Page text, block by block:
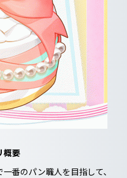
概要
番のパン職人を目指して、